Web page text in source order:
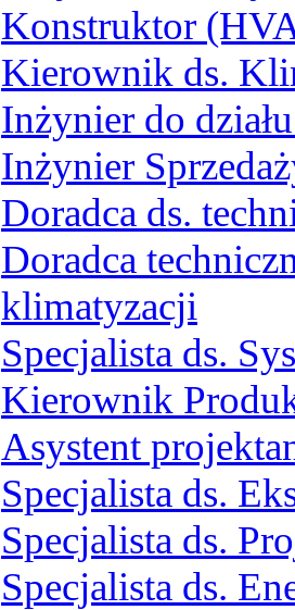
Konstruktor
Kierownik ds.
Inżynier do
Inżynier
Doradca ds.
Doradca
klimatyzacji
Specjalista ds.
Kierownik
Asystent
Specjalista ds.
Specjalista ds.
Specjalista ds.